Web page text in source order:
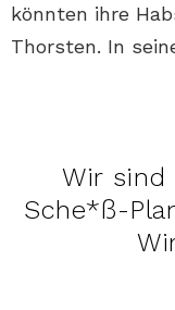
könnten ihre
Thorsten. In
Wir sind
Sche*ß-